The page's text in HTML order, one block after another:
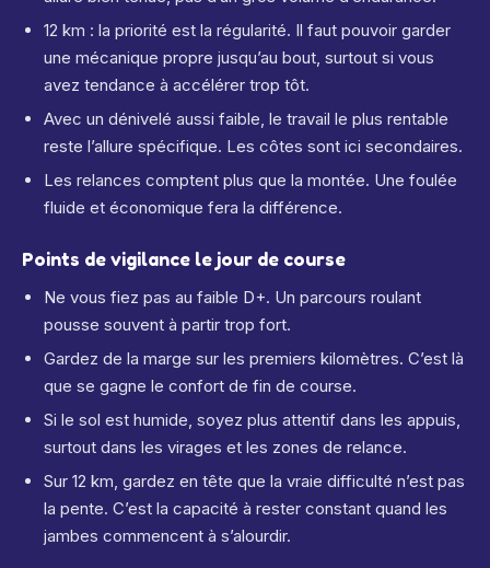
12 km : la priorité est la régularité. Il faut pouvoir garder
une mécanique propre jusqu’au bout, surtout si vous
avez tendance à accélérer trop tôt.
Avec un dénivelé aussi faible, le travail le plus rentable
reste l’allure spécifique. Les côtes sont ici secondaires.
Les relances comptent plus que la montée. Une foulée
fluide et économique fera la différence.
Points de vigilance le jour de course
Ne vous fiez pas au faible D+. Un parcours roulant
pousse souvent à partir trop fort.
Gardez de la marge sur les premiers kilomètres. C’est là
que se gagne le confort de fin de course.
Si le sol est humide, soyez plus attentif dans les appuis,
surtout dans les virages et les zones de relance.
Sur 12 km, gardez en tête que la vraie difficulté n’est pas
la pente. C’est la capacité à rester constant quand les
jambes commencent à s’alourdir.